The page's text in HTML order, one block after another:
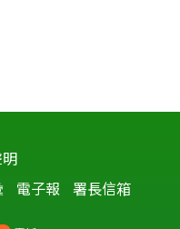
電子報 署長信箱